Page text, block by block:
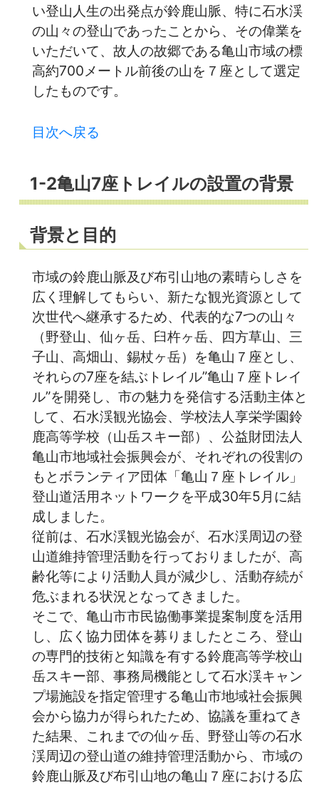
い登山人生の出発点が鈴鹿山脈、特に石水渓
の山々の登山であったことから、その偉業を
いただいて、故人の故郷である亀山市域の標
高約700メートル前後の山を７座として選定
したものです。
目次へ戻る
1-2亀山7座トレイルの設置の背景
背景と目的
市域の鈴鹿山脈及び布引山地の素晴らしさを
広く理解してもらい、新たな観光資源として
次世代へ継承するため、代表的な7つの山々
（野登山、仙ヶ岳、臼杵ヶ岳、四方草山、三
子山、高畑山、錫杖ヶ岳）を亀山７座とし、
それらの7座を結ぶトレイル”亀山７座トレイ
ル”を開発し、市の魅力を発信する活動主体と
して、石水渓観光協会、学校法人享栄学園鈴
鹿高等学校（山岳スキー部）、公益財団法人
亀山市地域社会振興会が、それぞれの役割の
もとボランティア団体「亀山７座トレイル」
登山道活用ネットワークを平成30年5月に結
成しました。
従前は、石水渓観光協会が、石水渓周辺の登
山道維持管理活動を行っておりましたが、高
齢化等により活動人員が減少し、活動存続が
危ぶまれる状況となってきました。
そこで、亀山市市民協働事業提案制度を活用
し、広く協力団体を募りましたところ、登山
の専門的技術と知識を有する鈴鹿高等学校山
岳スキー部、事務局機能として石水渓キャン
プ場施設を指定管理する亀山市地域社会振興
会から協力が得られたため、協議を重ねてき
た結果、これまでの仙ヶ岳、野登山等の石水
渓周辺の登山道の維持管理活動から、市域の
鈴鹿山脈及び布引山地の亀山７座における広